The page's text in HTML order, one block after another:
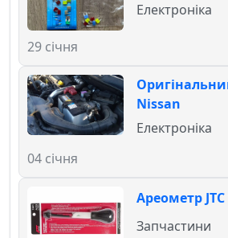
29 січня
Електроніка
Nissan
04 січня
Електроніка
Ареометр JTC
Запчастини